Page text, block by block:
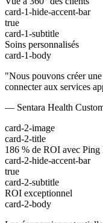
card-1-hide-accent-bar
true
card-1-subtitle
Soins personnalisés
card-1-body
"Nous pouvons créer
connecter aux services
— Sentara Health
card-2-image
card-2-title
186 % de ROI avec
card-2-hide-accent-bar
true
card-2-subtitle
ROI exceptionnel
card-2-body